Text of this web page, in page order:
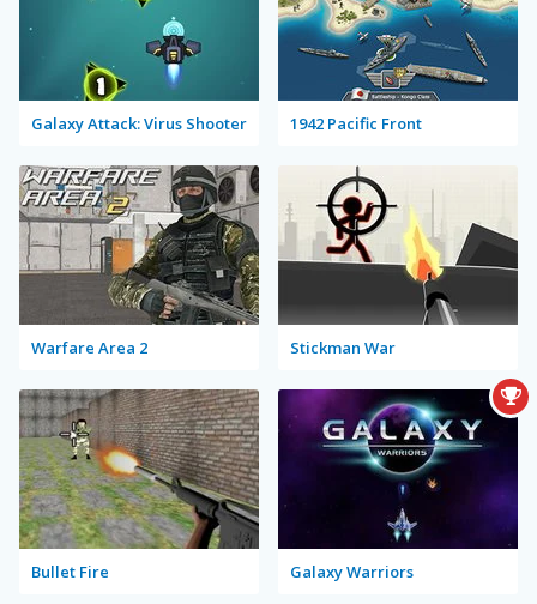
Galaxy Attack: Virus Shooter 1942 Pacific Front
Warfare Area 2 Stickman War
Bullet Fire Galaxy Warriors